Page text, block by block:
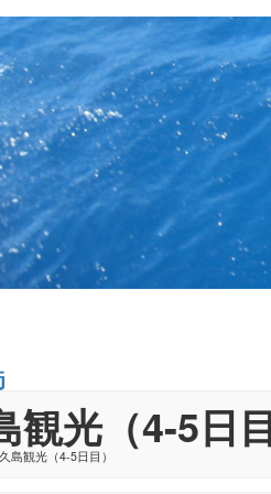
観光（4-5日
島観光（4-5日目）